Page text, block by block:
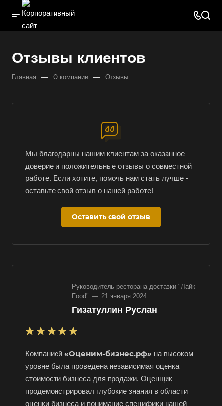
Отзывы клиентов
Главная — О компании — Отзывы
Мы благодарны нашим клиентам за оказанное
доверие и положительные отзывы о совместной
работе. Если хотите, помочь нам стать лучше -
оставьте свой отзыв о нашей работе!
Оставить свой отзыв
Руководитель ресторана доставки "Лайк
Food" — 21 января 2024
Гизатуллин Руслан
Компанией «Оценим-бизнес.рф» на высоком
уровне была проведена независимая оценка
стоимости бизнеса для продажи. Оценщик
продемонстрировал глубокие знания в области
оценки бизнеса и понимание специфики нашей